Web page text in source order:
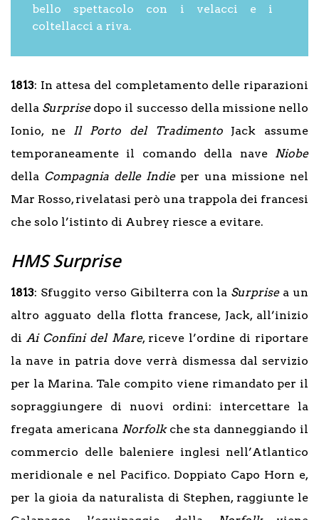
bello spettacolo con i velacci e i
coltellacci a riva.
1813: In attesa del completamento delle riparazioni
della Surprisedopo il successo della missione nello
Ionio, ne Il Porto del TradimentoJack assume
temporaneamente il comando della nave Niobe
della Compagnia delle Indieper una missione nel
Mar Rosso, rivelatasi però una trappola dei francesi
che solo l’istinto di Aubrey riesce a evitare.
HMS Surprise
1813: Sfuggito verso Gibilterra con la Surprisea un
altro agguato della flotta francese, Jack, all’inizio
diAi Confini del Mare, riceve l’ordine di riportare
la nave in patria dove verrà dismessa dal servizio
per la Marina. Tale compito viene rimandato per il
sopraggiungere di nuovi ordini: intercettare la
fregata americana Norfolkche sta danneggiando il
commercio delle baleniere inglesi nell’Atlantico
meridionale e nel Pacifico. Doppiato Capo Horn e,
per la gioia da naturalista di Stephen, raggiunte le